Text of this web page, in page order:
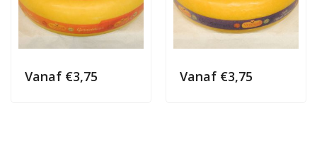
Vanaf €3,75 Vanaf €3,75